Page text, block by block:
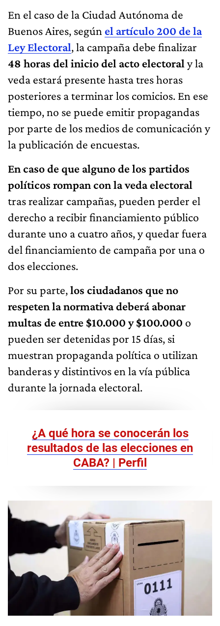
En el caso de la Ciudad Autónoma de
Buenos Aires, según el artículo 200 de la
Ley Electoral, la campaña debe finalizar
48 horas del inicio del acto electoral y la
veda estará presente hasta tres horas
posteriores a terminar los comicios. En ese
tiempo, no se puede emitir propagandas
por parte de los medios de comunicación y
la publicación de encuestas.
En caso de que alguno de los partidos
políticos rompan con la veda electoral
tras realizar campañas, pueden perder el
derecho a recibir financiamiento público
durante uno a cuatro años, y quedar fuera
del financiamiento de campaña por una o
dos elecciones.
Por su parte,los ciudadanos que no
respeten la normativa deberá abonar
multas de entre $10.000 y $100.000 o
pueden ser detenidas por 15 días, si
muestran propaganda política o utilizan
banderas y distintivos en la vía pública
durante la jornada electoral.
¿A qué hora se conocerán los
resultados de las elecciones en
CABA? | Perfil